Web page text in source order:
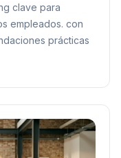
clave para
empleados. con
prácticas